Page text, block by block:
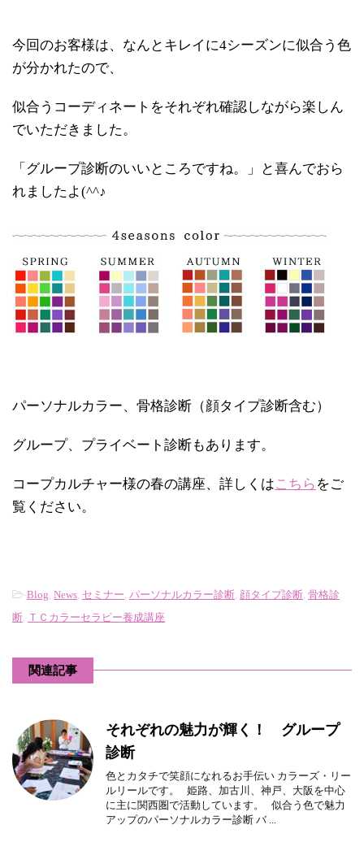
今回のお客様は、なんとキレイに4シーズンに似合う色
が分かれたので、
似合うコーディネートをそれぞれ確認しながら楽しん
でいただきました。
「グループ診断のいいところですね。」と喜んでおら
れましたよ(^^♪
パーソナルカラー、骨格診断（顔タイプ診断含む）
グループ、プライベート診断もあります。
コープカルチャー様の春の講座、詳しくはこちら をご
覧ください。
-Blog News セミナー パーソナルカラー診断 顔タイプ診断 骨格診
断 ＴＣカラーセラピー養成講座
関連記事
それぞれの魅力が輝く！ グループ
診断
色とカタチで笑顔になれるお手伝い カラーズ・リー
ルリールです。 姫路、加古川、神戸、大阪を中心
に主に関西圏で活動しています。 似合う色で魅力
アップのパーソナルカラー診断 バ ...